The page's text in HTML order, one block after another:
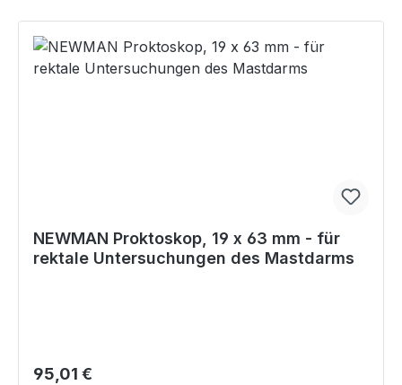
NEWMAN Proktoskop, 19 x 63 mm - für
rektale Untersuchungen des Mastdarms
Regulärer Preis:
95,01 €